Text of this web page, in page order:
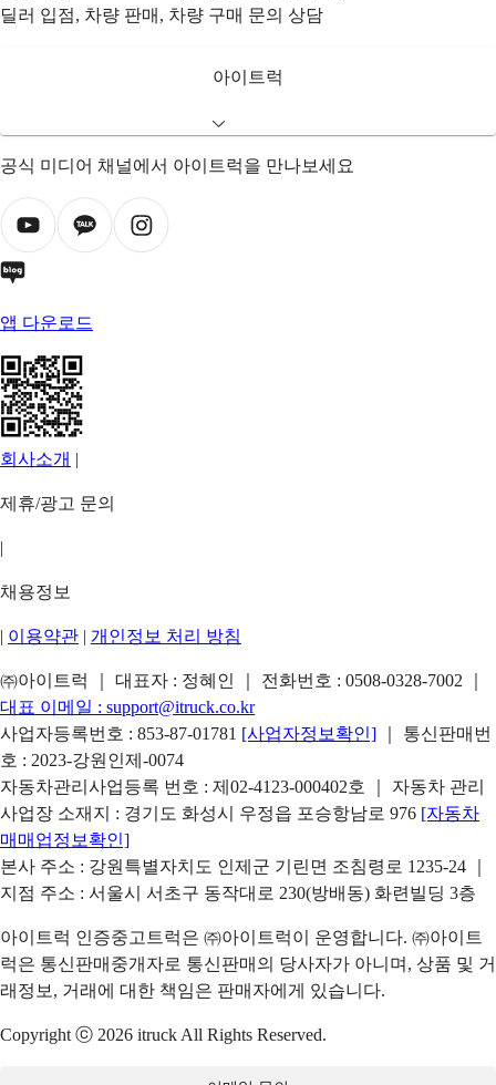
딜러 입점, 차량 판매, 차량 구매 문의 상담
아이트럭
공식 미디어 채널에서 아이트럭을 만나보세요
앱 다운로드
회사소개 |
제휴/광고 문의
|
채용정보
| 이용약관 | 개인정보 처리 방침
㈜아이트럭 ｜ 대표자 : 정혜인 ｜ 전화번호 : 0508-0328-7002
대표 이메일 : support@itruck.co.kr
사업자등록번호 : 853-87-01781 [사업자정보확인]
｜ 통신판매번
호 : 2023-강원인제-0074
자동차관리사업등록 번호 : 제02-4123-000402호 ｜ 자동차 관리
사업장 소재지 : 경기도 화성시 우정읍 포승항남로 976 [자동차
매매업정보확인]
본사 주소 : 강원특별자치도 인제군 기린면 조침령로 1235-24 ｜
지점 주소 : 서울시 서초구 동작대로 230(방배동) 화련빌딩 3층
아이트럭 인증중고트럭은 ㈜아이트럭이 운영합니다. ㈜아이트
럭은 통신판매중개자로 통신판매의 당사자가 아니며, 상품 및 거
래정보, 거래에 대한 책임은 판매자에게 있습니다.
Copyright ⓒ 2026 itruck All Rights Reserved.